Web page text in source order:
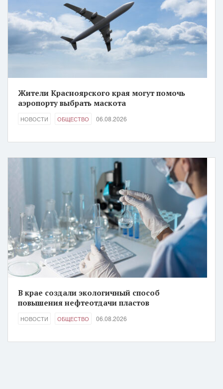
Жители Красноярского края могут помочь
аэропорту выбрать маскота
НОВОСТИ ОБЩЕСТВО 06.08.2026
В крае создали экологичный способ
повышения нефтеотдачи пластов
НОВОСТИ ОБЩЕСТВО 06.08.2026